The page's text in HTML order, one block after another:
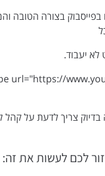
בצורה הטובה
לא יעבוד.
url="https://
צריך לדעת על קהל
לכם לעשות את זה: